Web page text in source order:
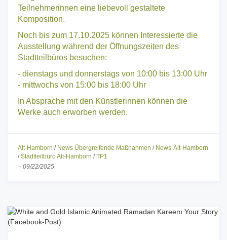
Teilnehmerinnen eine liebevoll gestaltete
Komposition.
Noch bis zum 17.10.2025 können Interessierte die
Ausstellung während der Öffnungszeiten des
Stadtteilbüros besuchen:
- dienstags und donnerstags von 10:00 bis 13:00 Uhr
- mittwochs von 15:00 bis 18:00 Uhr
In Absprache mit den Künstlerinnen können die
Werke auch erworben werden.
Alt-Hamborn / News Übergreifende Maßnahmen / News-Alt-Hamborn
/Stadtteilbüro Alt-Hamborn /TP1
- 09/22/2025